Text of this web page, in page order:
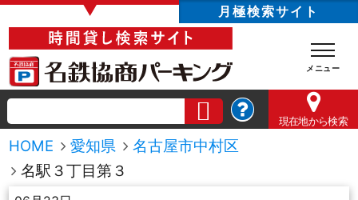
▼ 月極検索サイト
現在地から検索
HOME 愛知県
名古屋市中村区
名駅３丁目第３